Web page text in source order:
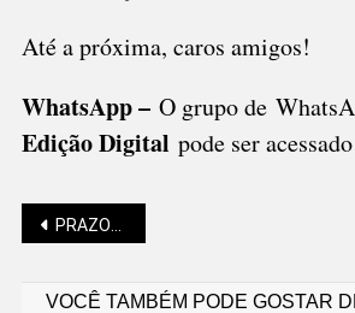
Até a próxima, caros amigos!
WhatsApp – O grupo de
Edição Digital pode ser acessado
Navegação
PRAZOS DO DETRAN ESTÃO SUSPENSOS
VOCÊ TAMBÉM PODE GOSTAR